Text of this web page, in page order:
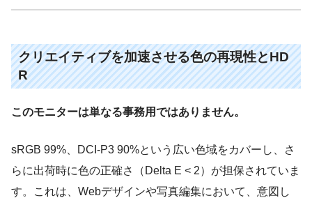
クリエイティブを加速させる色の再現性とHD
R
このモニターは単なる事務用ではありません。
sRGB 99%、DCI-P3 90%という広い色域をカバーし、さ
らに出荷時に色の正確さ（Delta E < 2）が担保されていま
す。これは、Webデザインや写真編集において、意図し